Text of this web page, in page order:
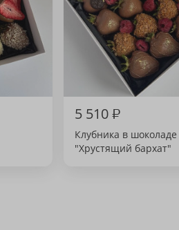
5 510₽
Клубника в шоколаде
"Хрустящий бархат"